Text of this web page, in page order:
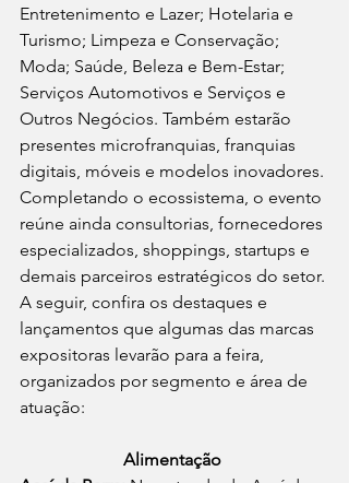
Entretenimento e Lazer; Hotelaria e
Turismo; Limpeza e Conservação;
Moda; Saúde, Beleza e Bem-Estar;
Serviços Automotivos e Serviços e
Outros Negócios. Também estarão
presentes microfranquias, franquias
digitais, móveis e modelos inovadores.
Completando o ecossistema, o evento
reúne ainda consultorias, fornecedores
especializados, shoppings, startups e
demais parceiros estratégicos do setor.
A seguir, confira os destaques e
lançamentos que algumas das marcas
expositoras levarão para a feira,
organizados por segmento e área de
atuação:
Alimentação